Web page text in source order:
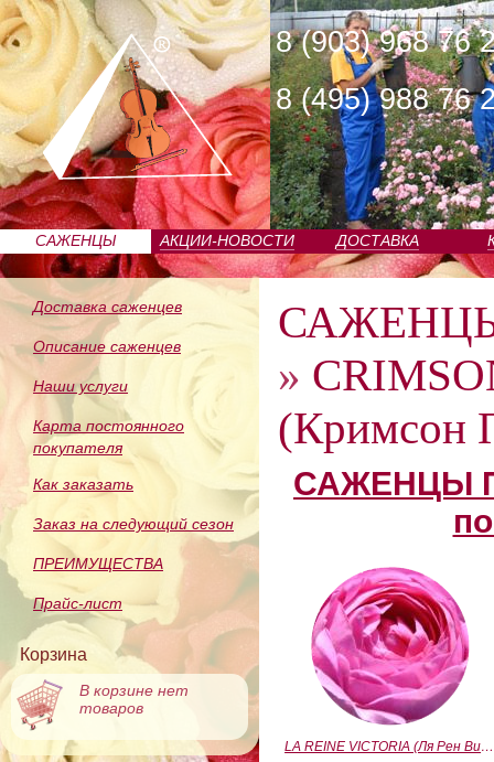
8 (903) 968 76
8 (495) 988 76
САЖЕНЦЫ
ПИТОМНИКА
АКЦИИ-НОВОСТИ ДОСТАВКА
Доставка саженцев
Описание саженцев
Наши услуги
Карта постоянного
покупателя
Как заказать
Заказ на следующий сезон
ПРЕИМУЩЕСТВА
Прайс-лист
Корзина
В корзине нет
товаров
»
(Кримсон
САЖЕНЦЫ
LA REINE VICTORIA (Ля Рен Виктория)